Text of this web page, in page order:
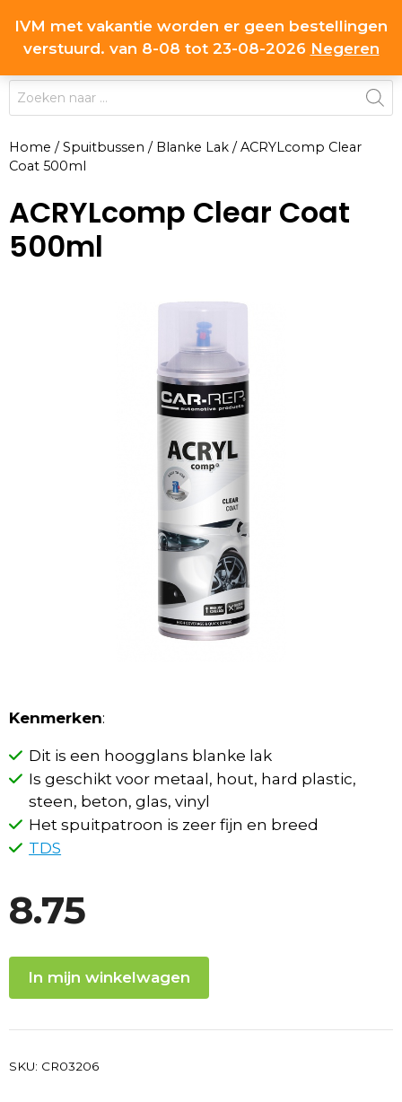
IVM met vakantie worden er geen bestellingen
verstuurd. van 8-08 tot 23-08-2026 Negeren
naar
inhoud
0 MENU
Producten
zoeken
Home /Spuitbussen / Blanke Lak /ACRYLcomp Clear
Coat 500ml
ACRYLcomp Clear Coat
500ml
Kenmerken:
Dit is een hoogglans blanke lak
Is geschikt voor metaal, hout, hard plastic,
steen, beton, glas, vinyl
Het spuitpatroon is zeer fijn en breed
TDS
8.75
In mijn winkelwagen
SKU: CR03206